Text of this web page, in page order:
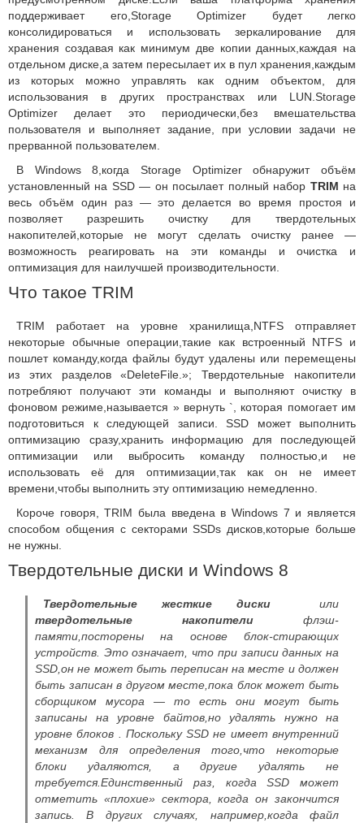
поддерживает его,Storage Optimizer будет легко
консолидироваться и использовать зеркалирование для
хранения создавая как минимум две копии данных,каждая на
отдельном диске,а затем пересылает их в пул хранения,каждым
из которых можно управлять как одним объектом, для
использования в других пространствах или LUN. Storage
Optimizer делает это периодически,без вмешательства
пользователя и выполняет задание, при условии задачи не
прерванной пользователем.
В Windows 8,когда Storage Optimizer обнаружит объём
установленный на SSD — он посылает полный набор TRIM на
весь объём один раз — это делается во время простоя и
позволяет разрешить очистку для твердотельных
накопителей,которые не могут сделать очистку ранее —
возможность реагировать на эти команды и очистка и
оптимизация для наилучшей производительности.
Что такое TRIM
TRIM работает на уровне хранилища,NTFS отправляет
некоторые обычные операции,такие как встроенный NTFS и
пошлет команду,когда файлы будут удалены или перемещены
из этих разделов «DeleteFile.»; Твердотельные накопители
потребляют получают эти команды и выполняют очистку в
фоновом режиме,называется » вернуть `, которая помогает им
подготовиться к следующей записи. SSD может выполнить
оптимизацию сразу,хранить информацию для последующей
оптимизации или выбросить команду полностью,и не
использовать её для оптимизации,так как он не имеет
времени,чтобы выполнить эту оптимизацию немедленно.
Короче говоря, TRIM была введена в Windows 7 и является
способом общения с секторами SSDs дисков,которые больше
не нужны.
Твердотельные диски и Windows 8
Твердотельные жесткие диски или
твердотельные накопители флэш-
памяти,посторены на основе блок-стирающих
устройств. Это означает, что при записи данных на
SSD,он не может быть переписан на месте и должен
быть записан в другом месте,пока блок может быть
сборщиком мусора — то есть они могут быть
записаны на уровне байтов,но удалять нужно на
уровне блоков . Поскольку SSD не имеет внутренний
механизм для определения того,что некоторые
блоки удаляются, а другие удалять не
требуется. Единственный раз, когда SSD может
отметить «плохие» сектора, когда он закончится
запись.В других случаях, например,когда файл